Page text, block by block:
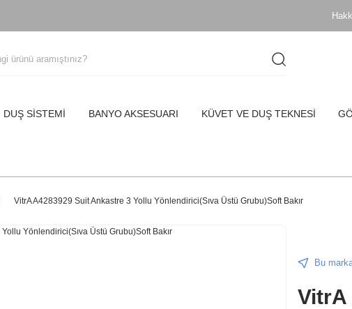
DUŞ SİSTEMİ BANYO AKSESUARI KÜVET VE DUŞ TEKNESİ
VitrA A4283929 Suit Ankastre 3 Yollu Yönlendirici(Sıva Üstü Grubu)Soft Bakır
Bu
VitrA